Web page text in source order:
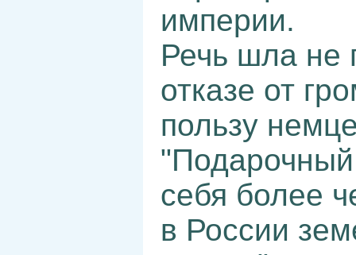
империи.
Речь шла не
отказе от
пользу
себя более
в России